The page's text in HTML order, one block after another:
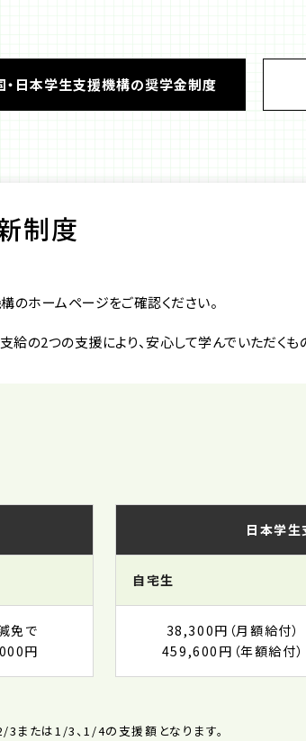
・日本学生支援機構の奨学金制度
制度
のホームページをご確認ください。
の2つの支援により、安心して学んでいただくも
免で
円
日本学
自宅生
38,300円（月額給付）
459,600円（年額給付）
たは1/3、1/4の支援額となります。